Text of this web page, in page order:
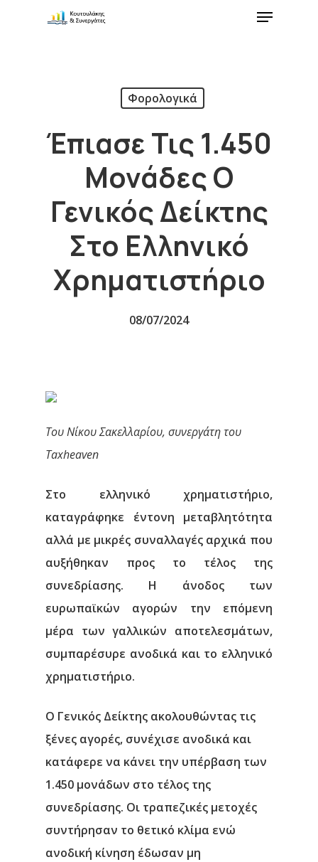
Φορολογικά
Έπιασε Τις 1.450
Μονάδες Ο
Γενικός Δείκτης
Στο Ελληνικό
Χρηματιστήριο
08/07/2024
Του Νίκου Σακελλαρίου, συνεργάτη του
Taxheaven
Στο ελληνικό χρηματιστήριο,
καταγράφηκε έντονη μεταβλητότητα
αλλά με μικρές συναλλαγές αρχικά που
αυξήθηκαν προς το τέλος της
συνεδρίασης. Η άνοδος των
ευρωπαϊκών αγορών την επόμενη
μέρα των γαλλικών αποτελεσμάτων,
συμπαρέσυρε ανοδικά και το ελληνικό
χρηματιστήριο.
Ο Γενικός Δείκτης ακολουθώντας τις
ξένες αγορές, συνέχισε ανοδικά και
κατάφερε να κάνει την υπέρβαση των
1.450 μονάδων στο τέλος της
συνεδρίασης. Οι τραπεζικές μετοχές
συντήρησαν το θετικό κλίμα ενώ
ανοδική κίνηση έδωσαν μη